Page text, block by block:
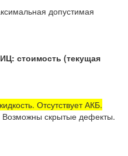
допустимая
стоимость (текущая
Отсутствует АКБ.
скрытые дефекты.